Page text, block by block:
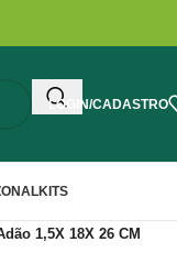
LOGIN/CADASTRO
KITS
1,5X 18X 26 CM